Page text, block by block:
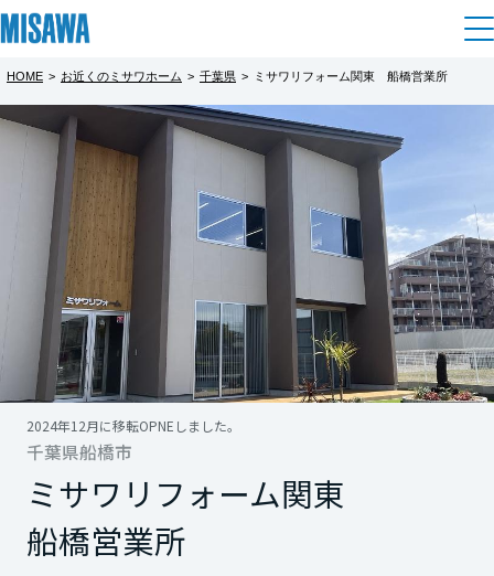
住まい
建てる [注文住宅]
商品ラインアップ
デザイン
テクノロジー（住まいの性能）
建築事例・建築実例
デザイナーズギャラリー
インテリア
住まいづくりガイド
土地活用
個人のお客さま
賃貸住宅
賃貸併用住宅
店舗・各種施設
土地活用モデルルーム見学
土地活用実例
リフォーム
戸建て・マンション
ミサワリフォームとは
リフォームの流れ
リフォームメニュー
リフォーム事例
まちづくり
複合開発・投資開発
複合開発事業（ASMACI-アスマチ-）
再開発・官民連携事業
分譲マンション開発事業
オーナーサポート
サポートメニュー
住まいるりんぐ（ロングサポート）
企業・IR情報
企業・IR
展示 イベント情報
カタログ請求
HOME > お近くのミサワホーム > 千葉県 > ミサワリフォーム関東 船橋営業所
千葉県船橋市
ミサワリフォーム関東
船橋営業所
2024年12月に移転OPNEしました。
都道府県を選択
北海道
北海道
東北
青森県
岩手県
宮城県